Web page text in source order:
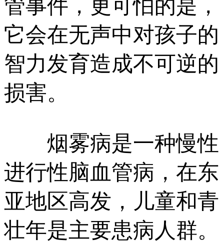
管事件，更可怕的是，
它会在无声中对孩子的
智力发育造成不可逆的
损害。
烟雾病是一种慢性
进行性脑血管病，在东
亚地区高发，儿童和青
壮年是主要患病人群。